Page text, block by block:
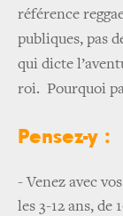
référence
publiques, pas
qui dicte
roi. Pourquoi
Pensez-y :
- Venez avec
les 3-12 ans, de